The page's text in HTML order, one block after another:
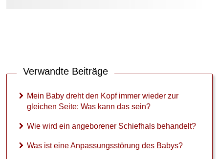
Verwandte Beiträge
Mein Baby dreht den Kopf immer wieder zur
gleichen Seite: Was kann das sein?
Wie wird ein angeborener Schiefhals behandelt?
Was ist eine Anpassungsstörung des Babys?